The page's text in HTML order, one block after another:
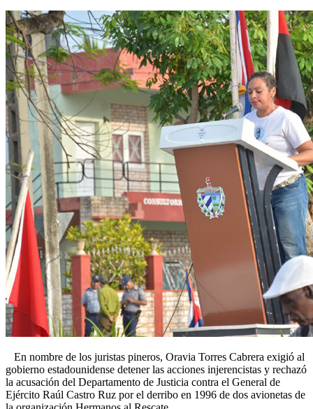
En nombre de los juristas pineros, Oravia Torres Cabrera exigió al
gobierno estadounidense detener las acciones injerencistas y rechazó
la acusación del Departamento de Justicia contra el General de
Ejército Raúl Castro Ruz por el derribo en 1996 de dos avionetas de